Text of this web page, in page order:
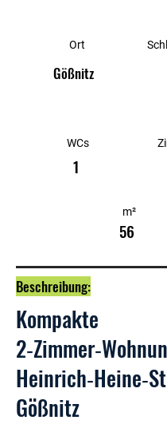
Ort
Gößnitz
WCs
1
m²
56
Beschreibung:
Kompakte
Gößnitz